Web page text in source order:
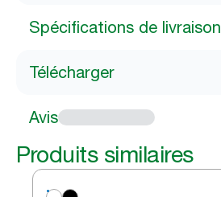
Spécifications de livraison
Télécharger
Avis
Produits similaires